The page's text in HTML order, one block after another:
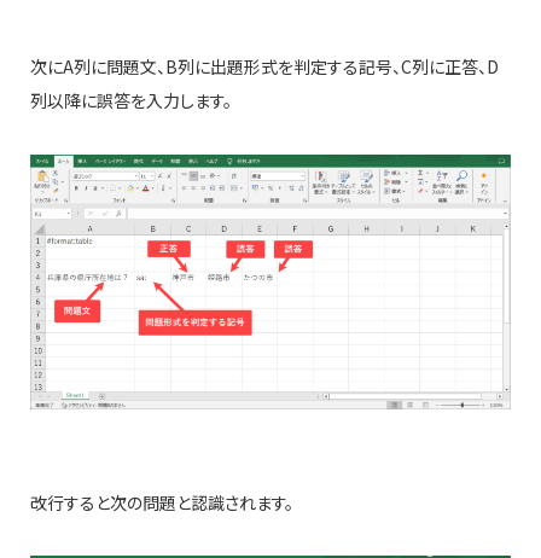
次にA列に問題文、B列に出題形式を判定する記号、C列に正答、D
列以降に誤答を入力します。
改行すると次の問題と認識されます。